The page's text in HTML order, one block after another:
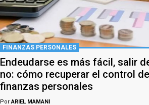
FINANZAS PERSONALES
Endeudarse es más fácil, salir
no: cómo recuperar el control
finanzas personales
PorARIEL MAMANI